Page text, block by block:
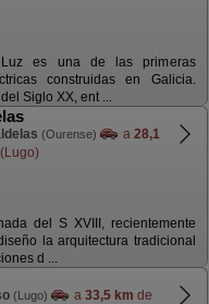
es una de las primeras
construidas en Galicia.
Siglo XX, ent ...
(Ourense) a 28,1
del S XVIII, recientemente
la arquitectura tradicional
d ...
(Lugo) a 33,5 km de